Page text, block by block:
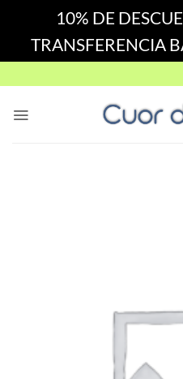
10% DE
TRANSFERENCIA
to